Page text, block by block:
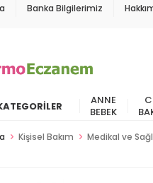
Banka Bilgilerimiz
ANNE
BEBEK
Kişisel Bakım Medikal ve